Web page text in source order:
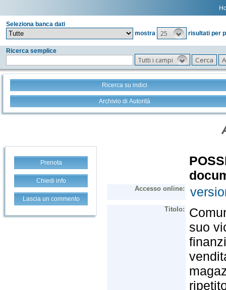
Seleziona banca dati
mostra
25 risultati per
Ricerca semplice
Tutti i campi
Ricerca su indici
Archivio di Autorità
Prenota
Chiedi info
Lascia un commento